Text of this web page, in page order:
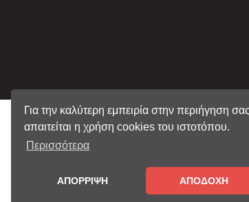
Για την καλύτερη εμπειρία στην περιήγηση
απαιτείται η χρήση cookies του ιστοτόπου.
Περισσότερα
ΑΠΟΡΡΙΨΗ ΑΠΟΔΟΧΗ